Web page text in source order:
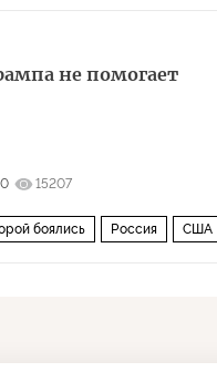
не помогает
15207
боялись Россия США